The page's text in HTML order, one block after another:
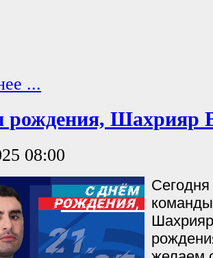
...
рождения, Шахрияр
08:00